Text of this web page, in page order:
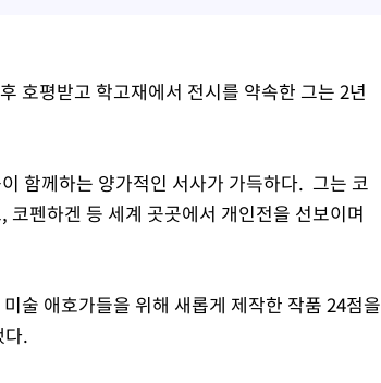
호평받고 학고재에서 전시를 약속한 그는 2년
함께하는 양가적인 서사가 가득하다. 그는 코
펜하겐 등 세계 곳곳에서 개인전을 선보이며
술 애호가들을 위해 새롭게 제작한 작품 24점을
다.